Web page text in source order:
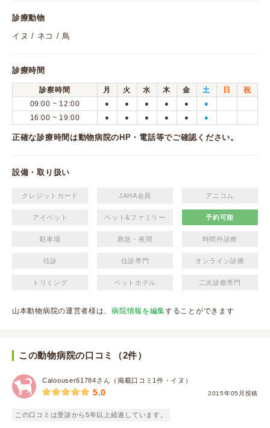
診療動物
イヌ / ネコ / 鳥
診療時間
診察時間 月 火 水 木 金 土 日
祝
09:00 ~ 12:00
● ● ● ● ● ●
16:00 ~ 19:00 ● ● ● ● ● ●
正確な診療時間は動物病院のHP・電話等でご確認ください。
設備・取り扱い
クレジットカード JAHA会員 アニコム
アイペット ペット&ファミリー 予約可能
駐車場 救急・夜間 時間外診療
往診 往診専門 オンライン診療
トリミング ペットホテル 二次診療専門
山本動物病院の運営者様は、病院情報を編集することができます
この動物病院の口コミ（2件）
Caloouser61784さん（掲載口コミ1件・イヌ）
2015年05月投稿
5.0
この口コミは受診から5年以上経過しています。